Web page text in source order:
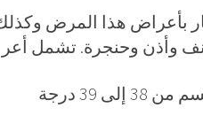
بأعراض هذا المرض وكذلك
وأذن وحنجرة. تشمل أعراض
39 درجة